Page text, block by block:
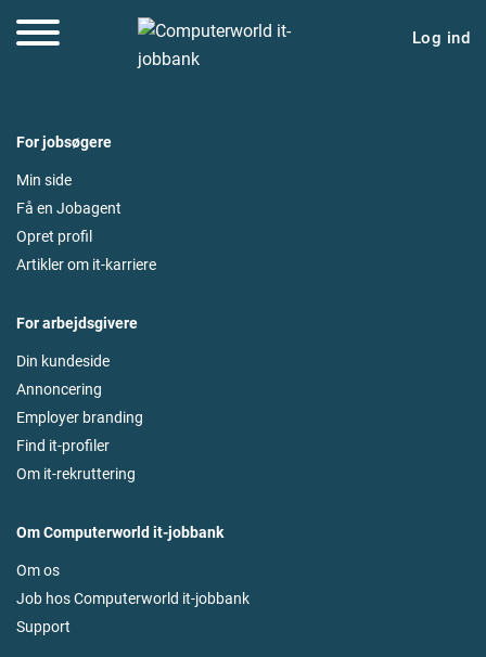
Log ind
For jobsøgere
Min side
Få en Jobagent
Opret profil
Artikler om it-karriere
For arbejdsgivere
Din kundeside
Annoncering
Employer branding
Find it-profiler
Om it-rekruttering
Om Computerworld it-jobbank
Om os
Job hos Computerworld it-jobbank
Support